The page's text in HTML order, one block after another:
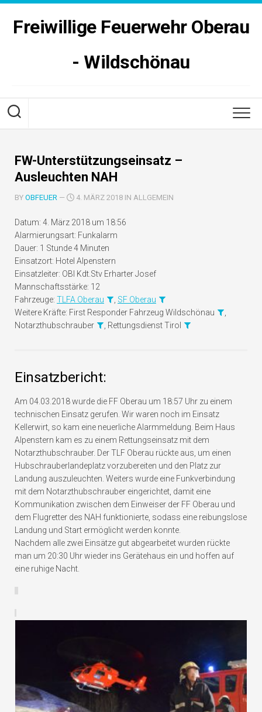
Skip
contentFreiwillige Feuerwehr Oberau
- Wildschönau
FW-Unterstützungseinsatz –
Ausleuchten NAH
BY OBFEUER — 4. MÄRZ 2018 IN ALLGEMEIN
Datum: 4. März 2018 um 18:56
Alarmierungsart: Funkalarm
Dauer: 1 Stunde 4 Minuten
Einsatzort: Hotel Alpenstern
Einsatzleiter: OBI Kdt.Stv Erharter Josef
Mannschaftsstärke: 12
Fahrzeuge: TLFA Oberau
SF Oberau
Weitere Kräfte: First Responder Fahrzeug Wildschönau
Notarzthubschrauber
, Rettungsdienst Tirol
Einsatzbericht:
Am 04.03.2018 wurde die FF Oberau um 18:57 Uhr zu einem
technischen Einsatz gerufen. Wir waren noch im Einsatz
Kellerwirt, so kam eine neuerliche Alarmmeldung. Beim Haus
Alpenstern kam es zu einem Rettungseinsatz mit dem
Notarzthubschrauber. Der TLF Oberau rückte aus, um einen
Hubschrauberlandeplatz vorzubereiten und den Platz zur
Landung auszuleuchten. Weiters wurde eine Funkverbindung
mit dem Notarzthubschrauber eingerichtet, damit eine
Kommunikation zwischen dem Einweiser der FF Oberau und
dem Flugretter des NAH funktionierte, sodass eine reibungslose
Landung und Start ermöglicht werden konnte.
Nachdem alle zwei Einsätze gut abgearbeitet wurden rückte
man um 20:30 Uhr wieder ins Gerätehaus ein und hoffen auf
eine ruhige Nacht.